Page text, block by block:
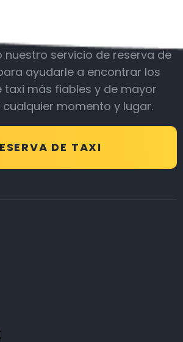
nuestro servicio de reserva de
ayudarle a encontrar los
taxi más fiables y de mayor
momento y lugar.
DE TAXI